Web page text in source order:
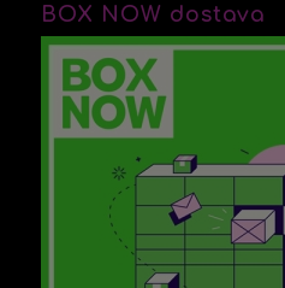
BOX NOW dostava